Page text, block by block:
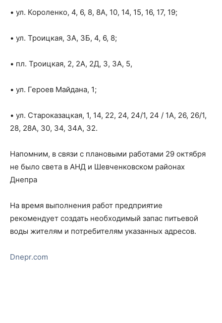
• ул. Короленко, 4, 6, 8, 8А, 10, 14, 15, 16, 17, 19;
• ул. Троицкая, 3А, 3Б, 4, 6, 8;
• пл. Троицкая, 2, 2А, 2Д, 3, 3А, 5,
• ул. Героев Майдана, 1;
• ул. Староказацкая, 1, 14, 22, 24, 24/1, 24 / 1А, 26, 26/1,
28, 28А, 30, 34, 34А, 32.
Напомним, в связи с плановыми работами 29 октября
не было света в АНД и Шевченковском районах
Днепра
На время выполнения работ предприятие
рекомендует создать необходимый запас питьевой
воды жителям и потребителям указанных адресов.
Dnepr.com